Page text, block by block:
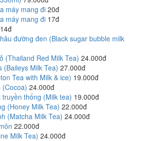
máy mang đi 20đ
máy mang đi 17đ
14đ
đường đen (Black sugar bubble milk
(Thailand Red Milk Tea) 24.000đ
(Baileys Milk Tea) 27.000đ
Tea with Milk & ice) 19.000đ
(Cocoa) 24.000đ
thống (Milk tea) 19.000đ
(Honey Milk Tea) 22.000đ
(Matcha Milk Tea) 24.000đ
22.000đ
Milk Tea) 24.000đ